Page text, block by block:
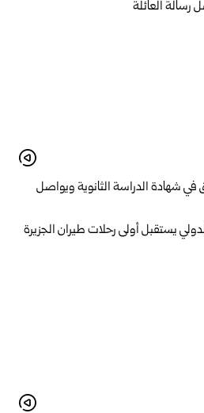
شهادة الدراسة الثانوية ويواصل